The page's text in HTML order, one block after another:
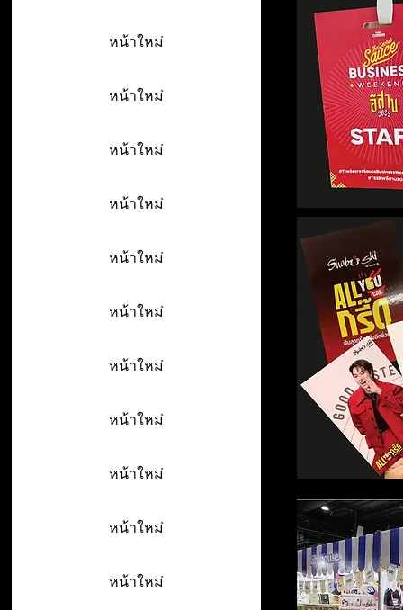
หน้าใหม่
หน้าใหม่
หน้าใหม่
หน้าใหม่
หน้าใหม่
หน้าใหม่
หน้าใหม่
หน้าใหม่
หน้าใหม่
หน้าใหม่
หน้าใหม่